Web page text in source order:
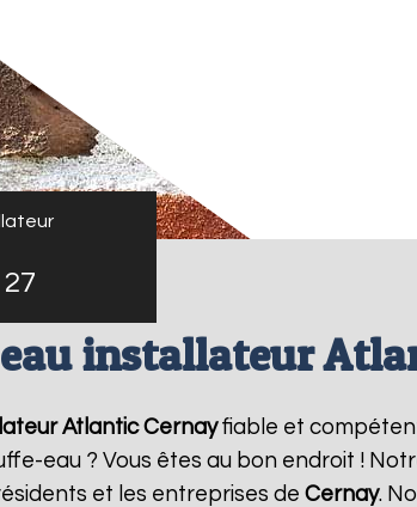
installateur
Atlantic Cernayfiable et
eau ? Vous êtes au bon endroit !
et les entreprises de Cernay.